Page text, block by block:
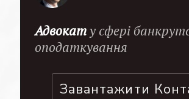
Адвокату сфері
оподаткування
Завантажити